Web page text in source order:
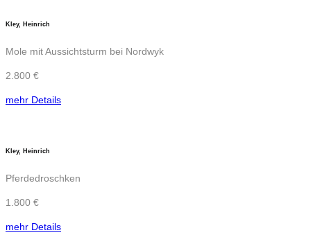
Kley, Heinrich
Mole mit Aussichtsturm bei Nordwyk
2.800 €
mehr Details
Kley, Heinrich
Pferdedroschken
1.800 €
mehr Details